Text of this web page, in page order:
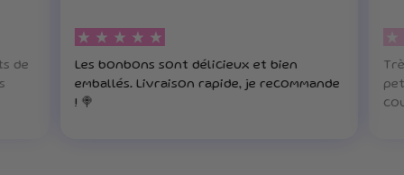
de
Les bonbons sont délicieux et bien
emballés. Livraison rapide, je recommande
! 🍭